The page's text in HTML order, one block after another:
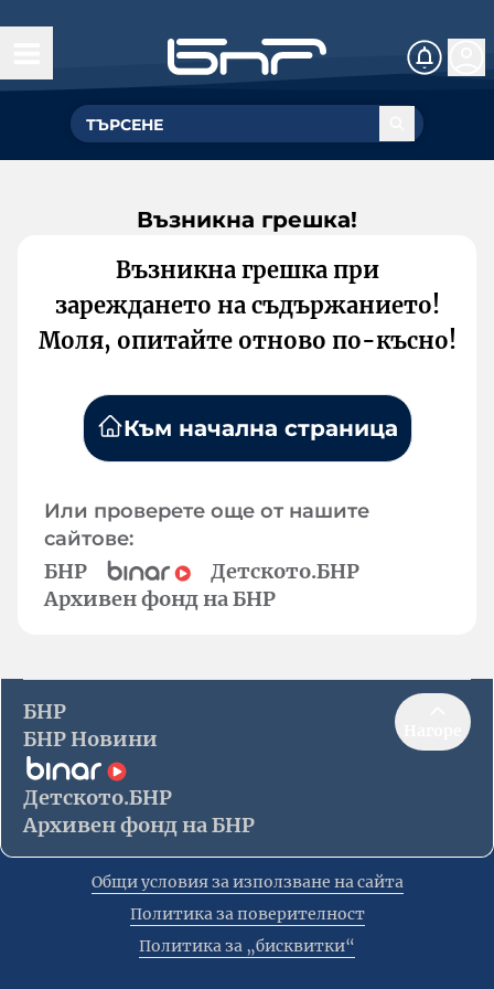
Възникна грешка!
Възникна грешка при
зареждането на съдържанието!
Моля, опитайте отново по-късно!
Към начална страница
Или проверете още от нашите
сайтове:
БНР
Детското.БНР
Архивен фонд на БНР
БНР
БНР Новини
Детското.БНР
Архивен фонд на БНР
Общи условия за използване на сайта
Политика за поверителност
Политика за „бисквитки“